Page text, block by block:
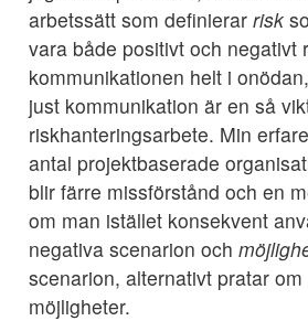
arbetssätt som definierar risk
vara både positivt och negativt
kommunikationen helt i
just kommunikation är en så
riskhanteringsarbete. Min
antal projektbaserade
blir färre missförstånd och en
om man istället konsekvent
negativa scenarion och
scenarion, alternativt pratar om
möjligheter.